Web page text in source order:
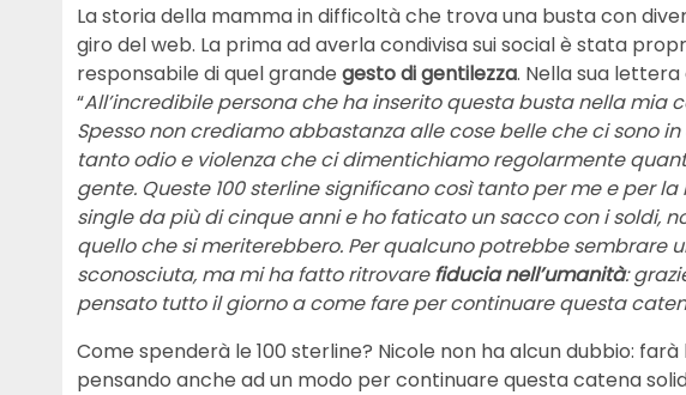
La storia della mamma in difficoltà che trova una busta con
giro del web. La prima ad averla condivisa sui social è stata
responsabile di quel grande gesto di gentilezza. Nella sua
“All’incredibile persona che ha inserito questa busta nella mia
Spesso non crediamo abbastanza alle cose belle che ci sono
tanto odio e violenza che ci dimentichiamo regolarmente
gente. Queste 100 sterline significano così tanto per me e per
single da più di cinque anni e ho faticato un sacco con i soldi,
quello che si meriterebbero. Per qualcuno potrebbe sembrare
sconosciuta, ma mi ha fatto ritrovarefiducia nell’umanità:
pensato tutto il giorno a come fare per continuare questa
Come spenderà le 100 sterline? Nicole non ha alcun dubbio: farà
pensando anche ad un modo per continuare questa catena